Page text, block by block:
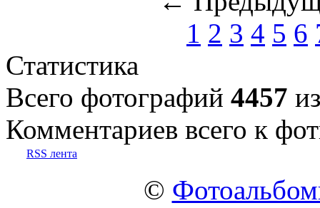
1 2 3 4 5 6
Статистика
Всего фотографий 4457
Комментариев всего к
RSS лента
©